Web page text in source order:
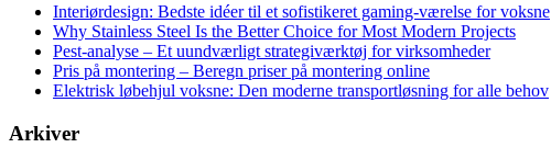
Interiørdesign: Bedste idéer til et sofistikeret gaming-værelse for voksne
Why Stainless Steel Is the Better Choice for Most Modern Projects
Pest-analyse – Et uundværligt strategiværktøj for virksomheder
Pris på montering – Beregn priser på montering online
Elektrisk løbehjul voksne: Den moderne transportløsning for alle behov
Arkiver